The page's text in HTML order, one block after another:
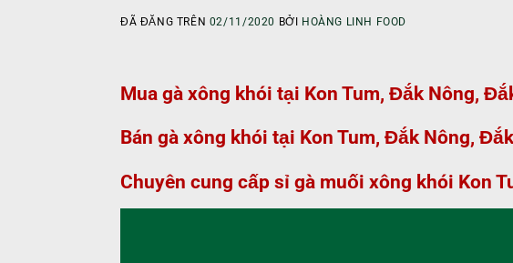
ĐÃ ĐĂNG TRÊN 02/11/2020 BỞI HOÀNG LINH FOOD
Mua gà xông khói tại Kon Tum, Đắk Nông,
Bán gà xông khói tại Kon Tum, Đắk Nông,
Chuyên cung cấp sỉ gà muối xông khói Kon